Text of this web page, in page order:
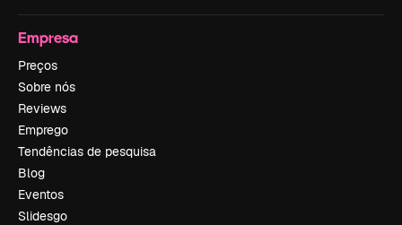
Empresa
Preços
Sobre nós
Reviews
Emprego
Tendências de pesquisa
Blog
Eventos
Slidesgo